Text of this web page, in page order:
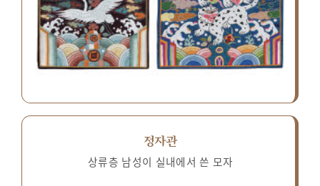
정자관
상류층 남성이 실내에서 쓴 모자